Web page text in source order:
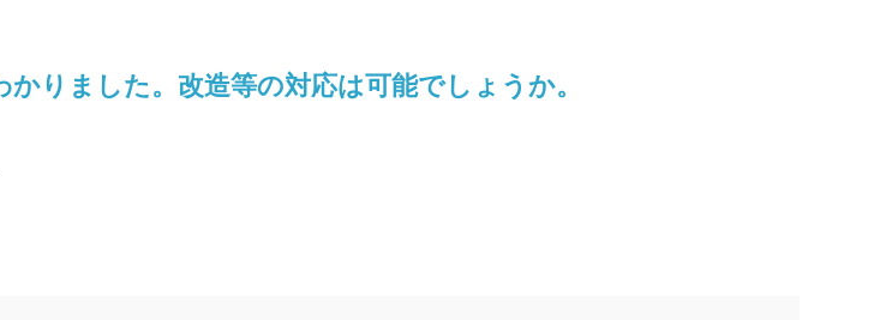
りました。改造等の対応は可能でしょうか。